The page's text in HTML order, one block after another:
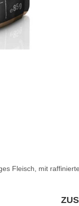
Fleisch, mit